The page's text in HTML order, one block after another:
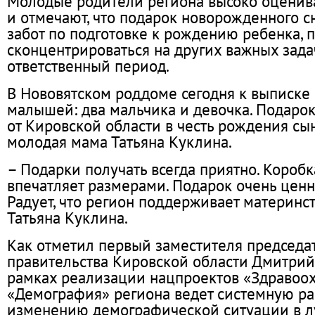
и отмечают, что подарок новорожденного
забот по подготовке к рождению ребенка,
сконцентрироваться на других важных
ответственный период.
В Нововятском роддоме сегодня к выписке
малышей: два мальчика и девочка.
от Кировской области в честь рождения
молодая мама Татьяна Куклина.
– Подарки получать всегда приятно.
впечатляет размерами. Подарок очень
Радует, что регион поддерживает
Татьяна Куклина.
Как отметил первый заместителя
правительства Кировской области
рамках реализации нацпроектов
«Демография» региона ведет системную
изменению демографической ситуации в